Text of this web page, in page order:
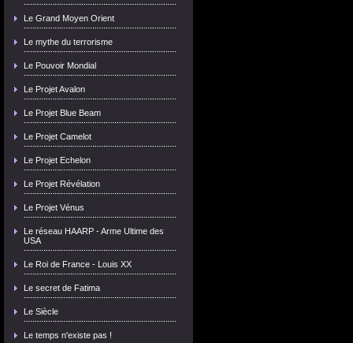
Le Grand Moyen Orient
Le mythe du terrorisme
Le Pouvoir Mondial
Le Projet Avalon
Le Projet Blue Beam
Le Projet Camelot
Le Projet Echelon
Le Projet Révélation
Le Projet Vénus
Le réseau HAARP - Arme Ultime des
USA
Le Roi de France - Louis XX
Le secret de Fatima
Le Siècle
Le temps n'existe pas !